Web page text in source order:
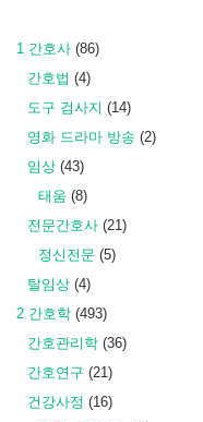
1 간호사 (86)
간호법 (4)
도구 검사지 (14)
영화 드라마 방송 (2)
임상 (43)
태움 (8)
전문간호사 (21)
정신전문 (5)
탈임상 (4)
2 간호학 (493)
간호관리학 (36)
간호연구 (21)
건강사정 (16)